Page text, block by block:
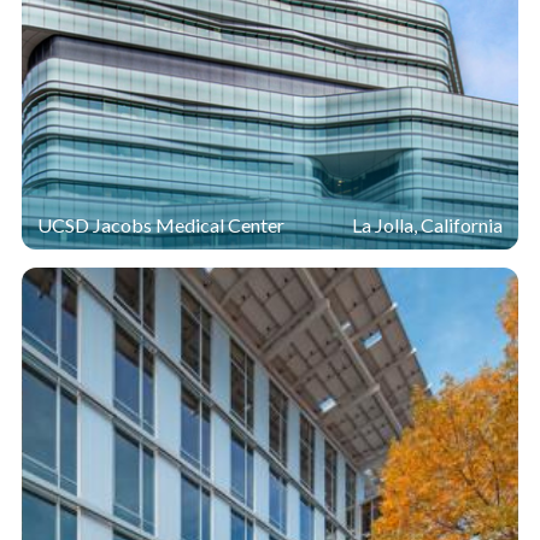
vidrioSolarban®70 reduce el uso de energía anual hasta
en un 5 por ciento en un edificio típico de oficinas
envidriadas de 8 pisos, al compararlo contra productos
competitivos de control solar, mientras también
disminuye los costos capital iniciales para los equipos
de HVAC en más del 20 por ciento.
Debido a otras características de sostenibilidad, como
el tratamiento completo en sitio de las aguas residuales,
los sistemas de construcción inteligentes, las ventanas
operables, el uso extensivo de materiales reciclados y
un sistema de escape pasivo para ventilación, 525
Golden Gate produce un 50 por ciento menos de huella
de carbono, utiliza 60 por ciento menos de agua y
consume 32 por ciento menos de electricidad que las
estructuras comerciales de tamaño similar. Se espera
UCSD Jacobs Medical Center La Jolla, California